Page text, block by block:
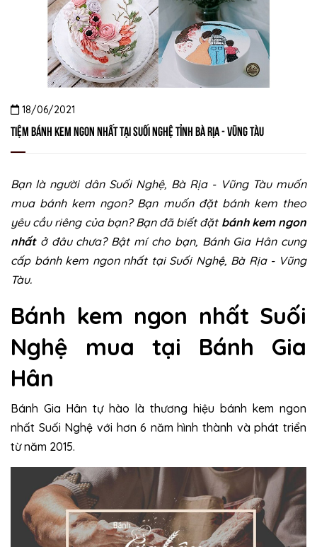
18/06/2021
Tiệm bánh kem ngon nhất tại Suối Nghệ tỉnh Bà Rịa - Vũng Tàu
Bạn là người dân Suối Nghệ, Bà Rịa - Vũng Tàu muốn
mua bánh kem ngon? Bạn muốn đặt bánh kem theo
yêu cầu riêng của bạn? Bạn đã biết đặt bánh kem ngon
nhất ở đâu chưa? Bật mí cho bạn, Bánh Gia Hân cung
cấp bánh kem ngon nhất tại Suối Nghệ, Bà Rịa - Vũng
Tàu.
Bánh kem ngon nhất Suối
Nghệ mua tại Bánh Gia
Hân
Bánh Gia Hân tự hào là thương hiệu bánh kem ngon
nhất Suối Nghệ với hơn 6 năm hình thành và phát triển
từ năm 2015.